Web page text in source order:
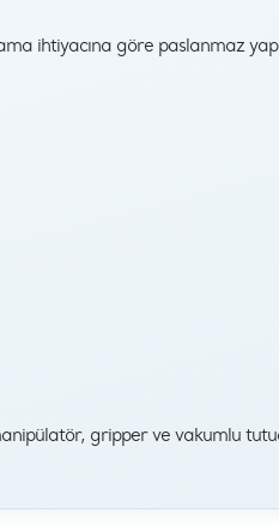
ihtiyacına göre paslanmaz
gripper ve vakumlu